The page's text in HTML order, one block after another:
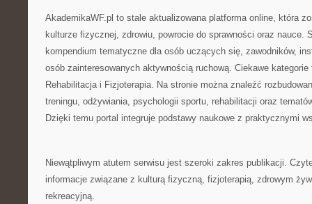
AkademikaWF.pl to stale aktualizowana platforma online, która
kulturze fizycznej, zdrowiu, powrocie do sprawności oraz nauce.
kompendium tematyczne dla osób uczących się, zawodników,
osób zainteresowanych aktywnością ruchową. Ciekawe
Rehabilitacja i Fizjoterapia. Na stronie można znaleźć
treningu, odżywiania, psychologii sportu, rehabilitacji oraz
Dzięki temu portal integruje podstawy naukowe z praktycznymi
Niewątpliwym atutem serwisu jest szeroki zakres publikacji.
informacje związane z kulturą fizyczną, fizjoterapią, zdrowym
rekreacyjną.